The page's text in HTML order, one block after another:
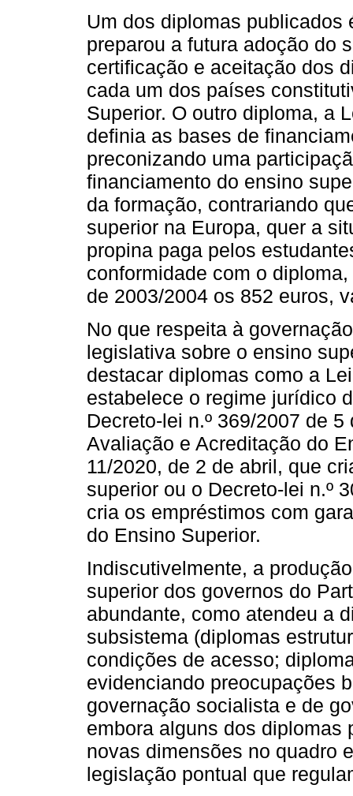
Um dos diplomas publicados
preparou a futura adoção do
certificação e aceitação dos
cada um dos países
Superior. O outro diploma, a
definia as bases de
preconizando uma
financiamento do ensino
da formação, contrariando
superior na Europa, quer a
propina paga pelos
conformidade com o
de 2003/2004 os 852 euros,
No que respeita à
legislativa sobre o ensino
destacar diplomas como a
estabelece o regime jurídico
Decreto-lei n.º 369/2007 de
Avaliação e Acreditação do
11/2020, de 2 de abril, que
superior ou o Decreto-lei n.º
cria os empréstimos com
do Ensino Superior.
Indiscutivelmente, a
superior dos governos do
abundante, como atendeu a
subsistema (diplomas
condições de acesso;
evidenciando preocupações
governação socialista e de
embora alguns dos diplomas
novas dimensões no quadro
legislação pontual que